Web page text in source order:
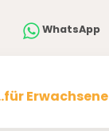
WhatsApp
Erwachsene